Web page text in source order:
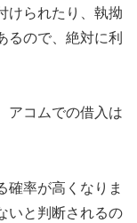
けられたり、執拗
るので、絶対に利
アコムでの借入は
確率が高くなりま
いと判断されるの